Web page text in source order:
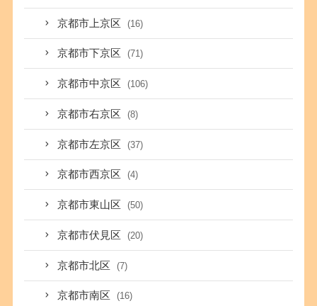
京都市上京区 (16)
京都市下京区 (71)
京都市中京区 (106)
京都市右京区 (8)
京都市左京区 (37)
京都市西京区 (4)
京都市東山区 (50)
京都市伏見区 (20)
京都市北区 (7)
京都市南区 (16)